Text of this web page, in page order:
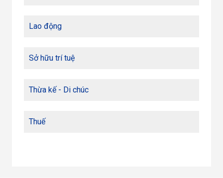
Lao động
Sở hữu trí tuệ
Thừa kế - Di chúc
Thuế